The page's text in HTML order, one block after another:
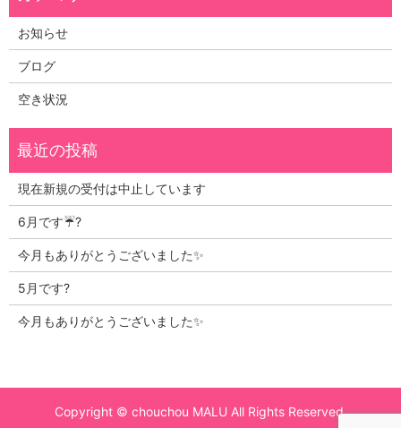
お知らせ
ブログ
空き状況
現在新規の受付は中止しています
6月です☔?
今月もありがとうございました✨
5月です?
今月もありがとうございました✨
Copyright © chouchou MALU All Rights Reserved.